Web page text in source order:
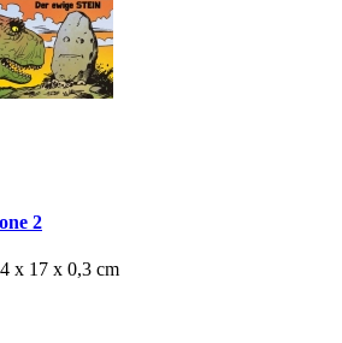
2
x 17 x 0,3 cm